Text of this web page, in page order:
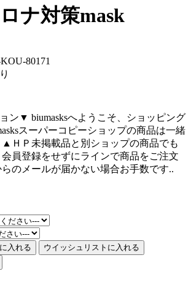
ナ対策mask
80171
ン▼ biumasksへようこそ、ショッピング
スーパーコピーショップの商品は一緒
ＨＰ未掲載品と別ショップの商品でも
員登録をせずにラインで商品をご注文
のメールが届かない場合お手数です..
入れる
ウイッシュリストに入れる